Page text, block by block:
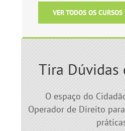
VER TODOS OS CURSOS
Tira
O espaço do
Operador de Direito